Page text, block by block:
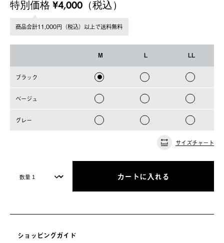
特別価格 ¥4,000（税込）
商品合計11,000円（税込）以上で送料無料
M L LL
ブラック
ベージュ
グレー
サイズチャート
カートに入れる
ショッピングガイド